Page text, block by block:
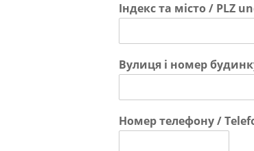
Індекс та місто / PLZ
Вулиця і номер
Номер телефону /